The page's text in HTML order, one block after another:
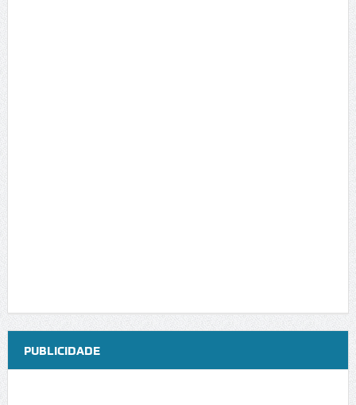
PUBLICIDADE